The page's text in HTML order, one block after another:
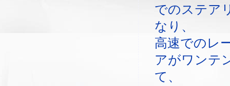
でのステア
なり、
高速でのレ
アがワンテ
て、